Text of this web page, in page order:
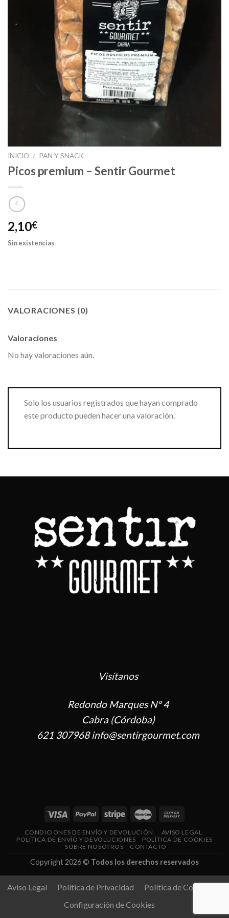
INICIO / PAN Y SNACK
Picos premium – Sentir Gourmet
2,10€
Sin existencias
VALORACIONES (0)
Valoraciones
No hay valoraciones aún.
Solo los usuarios registrados que hayan comprado
este producto pueden hacer una valoración.
Visítanos
Redondo Marques Nº 4
Cabra (Córdoba)
621 307968 info@sentirgourmet.com
CONDICIONES DE ENVÍO Y DEVOLUCIÓN.
AVISO LEGAL
POLÍTICA DE ENVÍO Y DEVOLUCIONES
POLÍTICA DE COOKIES
SOBRE NOSOTROS
CONTACTO
Copyright 2026 © Todos los derechos reservados
Aviso Legal Política de Privacidad
Política de Cookies
Configuración de Cookies